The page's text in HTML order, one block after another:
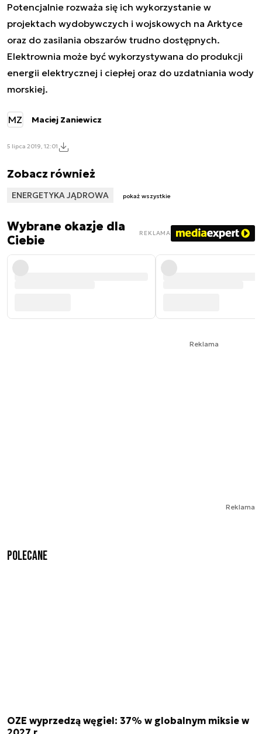
Potencjalnie rozważa się ich wykorzystanie w
projektach wydobywczych i wojskowych na Arktyce
oraz do zasilania obszarów trudno dostępnych.
Elektrownia może być wykorzystywana do produkcji
energii elektrycznej i ciepłej oraz do uzdatniania wody
morskiej.
MZ Maciej Zaniewicz
5 lipca 2019, 12:01
Zobacz również
ENERGETYKA JĄDROWA pokaż wszystkie
Wybrane okazje dla
Ciebie
REKLAMA
Reklama
Reklama
Polecane
OZE wyprzedzą węgiel: 37% w globalnym miksie w